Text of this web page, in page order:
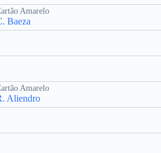
Amarelo
Baeza
Amarelo
Aliendro